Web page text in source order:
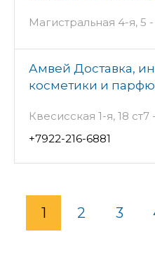
Магистральная 4-я,
Амвей Доставка,
косметики и
Квесисская 1-я, 18
+7922-216-6881
1 2 3